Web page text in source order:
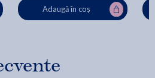
Adaugă în coș